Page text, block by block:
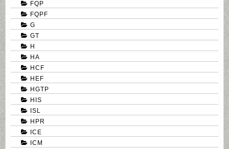
FQP
FQPF
G
GT
H
HA
HCF
HEF
HGTP
HIS
ISL
HPR
ICE
ICM